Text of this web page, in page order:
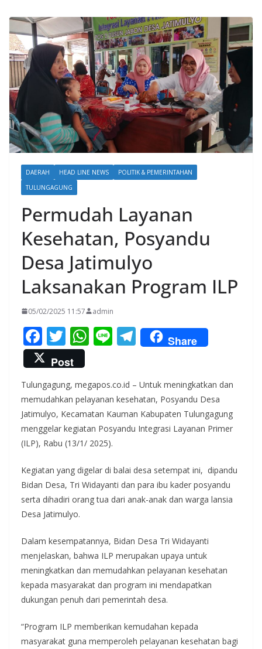
DAERAH HEAD LINE NEWS
POLITIK & PEMERINTAHAN
TULUNGAGUNG
Permudah Layanan
Kesehatan, Posyandu
Desa Jatimulyo
Laksanakan Program ILP
05/02/2025 11:57 admin
F
ac
e
b
o
o
k
T
w
itt
er
W
s
A
p
p
Li T
el
gr
a
m
Share
Post
Tulungagung, megapos.co.id – Untuk meningkatkan dan
memudahkan pelayanan kesehatan, Posyandu Desa
Jatimulyo, Kecamatan Kauman Kabupaten Tulungagung
menggelar kegiatan Posyandu Integrasi Layanan Primer
(ILP), Rabu (13/1/ 2025).
Kegiatan yang digelar di balai desa setempat ini, dipandu
Bidan Desa, Tri Widayanti dan para ibu kader posyandu
serta dihadiri orang tua dari anak-anak dan warga lansia
Desa Jatimulyo.
Dalam kesempatannya, Bidan Desa Tri Widayanti
menjelaskan, bahwa ILP merupakan upaya untuk
meningkatkan dan memudahkan pelayanan kesehatan
kepada masyarakat dan program ini mendapatkan
dukungan penuh dari pemerintah desa.
“Program ILP memberikan kemudahan kepada
masyarakat guna memperoleh pelayanan kesehatan bagi